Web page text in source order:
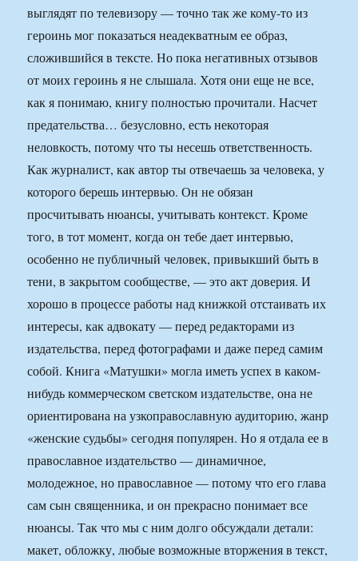
выглядят по телевизору — точно так же кому-то из
героинь мог показаться неадекватным ее образ,
сложившийся в тексте. Но пока негативных отзывов
от моих героинь я не слышала. Хотя они еще не все,
как я понимаю, книгу полностью прочитали. Насчет
предательства… безусловно, есть некоторая
неловкость, потому что ты несешь ответственность.
Как журналист, как автор ты отвечаешь за человека, у
которого берешь интервью. Он не обязан
просчитывать нюансы, учитывать контекст. Кроме
того, в тот момент, когда он тебе дает интервью,
особенно не публичный человек, привыкший быть в
тени, в закрытом сообществе, — это акт доверия. И
хорошо в процессе работы над книжкой отстаивать их
интересы, как адвокату — перед редакторами из
издательства, перед фотографами и даже перед самим
собой. Книга «Матушки» могла иметь успех в каком-
нибудь коммерческом светском издательстве, она не
ориентирована на узкоправославную аудиторию, жанр
«женские судьбы» сегодня популярен. Но я отдала ее в
православное издательство — динамичное,
молодежное, но православное — потому что его глава
сам сын священника, и он прекрасно понимает все
нюансы. Так что мы с ним долго обсуждали детали:
макет, обложку, любые возможные вторжения в текст,